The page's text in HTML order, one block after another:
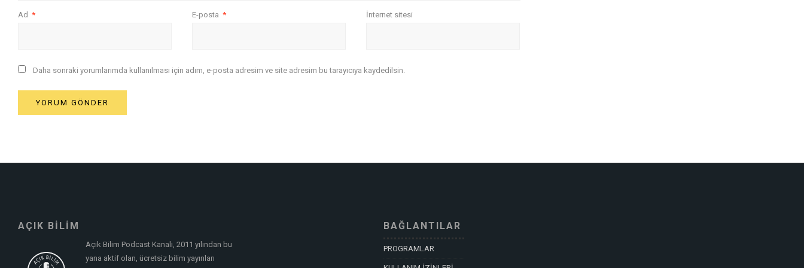
Ad * E-posta * İnternet sitesi
Daha sonraki yorumlarımda kullanılması için adım, e-posta adresim ve site adresim bu tarayıcıya kaydedilsin.
AÇIK BİLİM
Açık Bilim Podcast Kanalı, 2011 yılından bu
yana aktif olan, ücretsiz bilim yayınları
BAĞLANTILAR
PROGRAMLAR